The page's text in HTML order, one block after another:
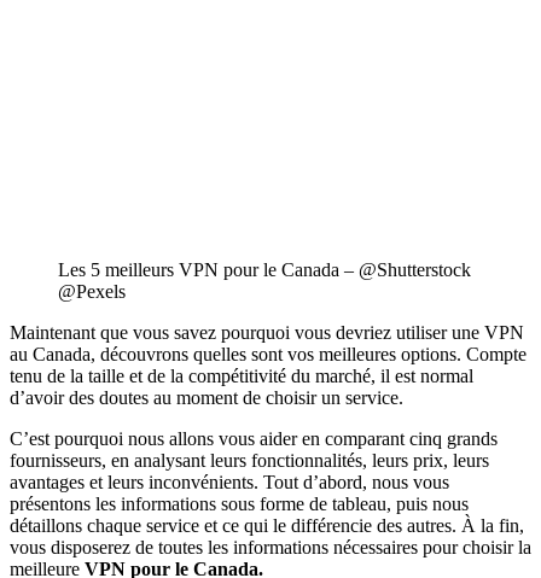
Les 5 meilleurs VPN pour le Canada – @Shutterstock
@Pexels
Maintenant que vous savez pourquoi vous devriez utiliser une VPN
au Canada, découvrons quelles sont vos meilleures options. Compte
tenu de la taille et de la compétitivité du marché, il est normal
d’avoir des doutes au moment de choisir un service.
C’est pourquoi nous allons vous aider en comparant cinq grands
fournisseurs, en analysant leurs fonctionnalités, leurs prix, leurs
avantages et leurs inconvénients. Tout d’abord, nous vous
présentons les informations sous forme de tableau, puis nous
détaillons chaque service et ce qui le différencie des autres. À la fin,
vous disposerez de toutes les informations nécessaires pour choisir la
meilleure VPN pour le Canada.